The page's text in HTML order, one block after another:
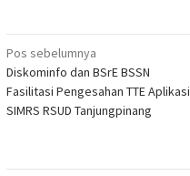
Navigasi
pos
Pos sebelumnya
Diskominfo dan BSrE BSSN
Fasilitasi Pengesahan TTE Aplikasi
SIMRS RSUD Tanjungpinang